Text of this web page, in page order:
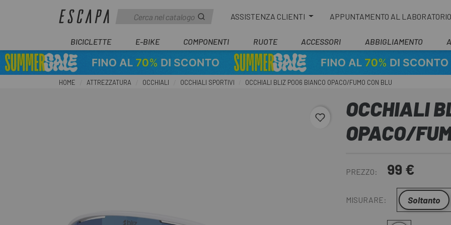
ASSISTENZA CLIENTI APPUNTAMENTO AL
BICICLETTE E-BIKE COMPONENTI RUOTE ACCESSORI ABBIGLIAMENTO
HOME ATTREZZATURA OCCHIALI OCCHIALI SPORTIVI OCCHIALI BLIZ P006 BIANCO OPACO/FUMO CON BLU
favorite_borderOCCHIALI
OPACO/
PREZZO: 99 €
MISURARE: Soltanto